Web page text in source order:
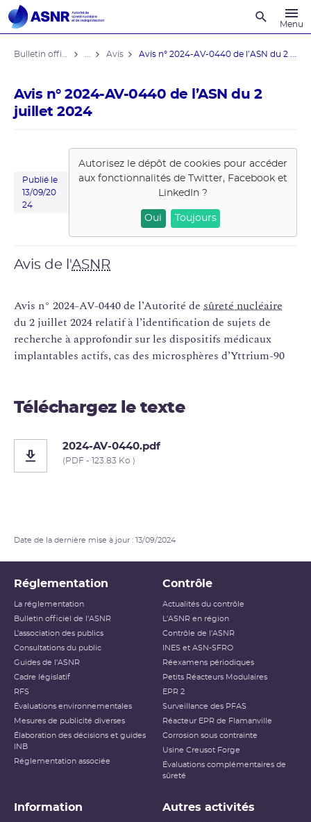
Menu
Avis Avis n° 2024-AV-0440 de l’ASN du 2 ...
Avis n° 2024-AV-0440 de l’ASN du 2
juillet 2024
Publié le
13/09/20
24
Autorisez le dépôt de cookies pour accéder
aux fonctionnalités de Twitter, Facebook et
LinkedIn?
Oui Toujours
Avis de l'ASNR
Avis n° 2024-AV-0440 de l’Autorité de sûreté nucléaire
du 2 juillet 2024 relatif à l’identification de sujets de
recherche à approfondir sur les dispositifs médicaux
implantables actifs, cas des microsphères d’Yttrium-90
Téléchargez le texte
2024-AV-0440.pdf
(PDF - 123.83 Ko )
Date de la dernière mise à jour : 13/09/2024
Réglementation
La réglementation
Bulletin officiel de l'ASNR
L’association des publics
Consultations du public
Guides de l'ASNR
Cadre législatif
RFS
Évaluations environnementales
Mesures de publicité diverses
Élaboration des décisions et guides
INB
Réglementation associée
Contrôle
Actualités du contrôle
L'ASNR en région
Contrôle de l'ASNR
INES et ASN-SFRO
Réexamens périodiques
Petits Réacteurs Modulaires
EPR 2
Surveillance des PFAS
Réacteur EPR de Flamanville
Corrosion sous contrainte
Usine Creusot Forge
Évaluations complémentaires de
sûreté
Information Autres activités